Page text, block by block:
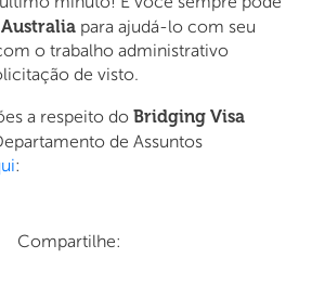
para ajudá-lo com seu
o trabalho administrativo
de visto.
a respeito do Bridging Visa
de Assuntos
:
Compartilhe: